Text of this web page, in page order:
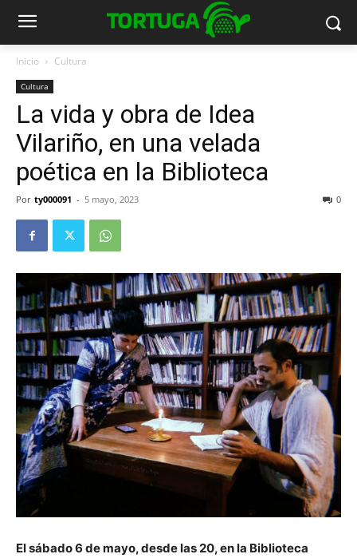
Inicio Cultura
Cultura
La vida y obra de Idea
Vilariño, en una velada
poética en la Biblioteca
Por ty000091 - 5 mayo, 2023 0
El sábado 6 de mayo, desde las 20, en la Biblioteca